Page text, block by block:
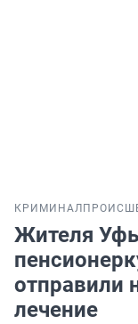
КРИМИНАЛ
Жителя
отправили
лечение